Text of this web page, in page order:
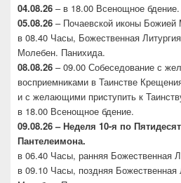
04.08.26 – в 18.00 Всенощное бдение.
05.08.26 – Почаевской иконы Божией
в 08.40 Часы, Божественная
Молебен. Панихида.
08.08.26 – 09.00 Собеседование с
восприемниками в Таинстве
и с желающими приступить к
в 18.00 Всенощное бдение.
09.08.26 – Неделя 10-я по
Пантелеимона.
в 06.40 Часы, ранняя Божественная
в 09.10 Часы, поздняя Божественная